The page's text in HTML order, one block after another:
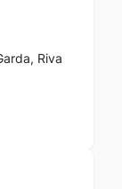
Riva